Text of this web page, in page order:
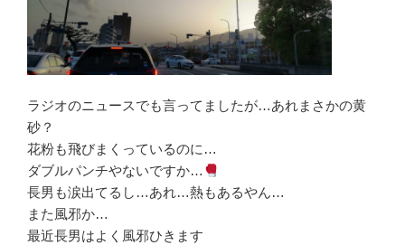
ラジオのニュースでも言ってましたが…あれまさかの黄
砂？
花粉も飛びまくっているのに…
ダブルパンチやないですか…
長男も涙出てるし…あれ…熱もあるやん…
また風邪か…
最近長男はよく風邪ひきます